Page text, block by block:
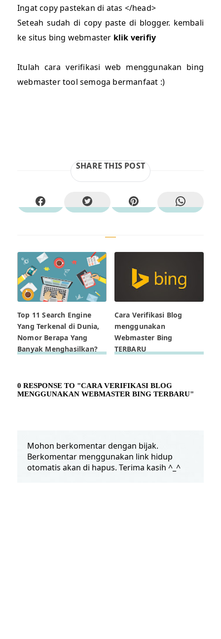
Ingat copy pastekan di atas </head>
Seteah sudah di copy paste di blogger. kembali
ke situs bing webmaster klik verifiy
Itulah cara verifikasi web menggunakan bing
webmaster tool semoga bermanfaat :)
SHARE THIS POST
Top 11 Search Engine
Yang Terkenal di Dunia,
Nomor Berapa Yang
Banyak Menghasilkan?
Cara Verifikasi Blog
menggunakan
Webmaster Bing
TERBARU
0 RESPONSE TO "CARA VERIFIKASI BLOG
MENGGUNAKAN WEBMASTER BING TERBARU"
Mohon berkomentar dengan bijak.
Berkomentar menggunakan link hidup
otomatis akan di hapus. Terima kasih ^_^